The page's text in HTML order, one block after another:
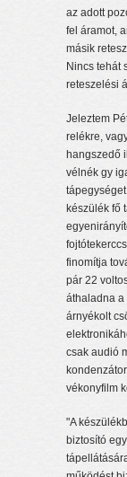
az adott
fel áramot,
másik
Nincs tehát
reteszelési
Jeleztem
relékre,
hangszedő
vélnék gy
készülék fő
finomítja
pár 22
áthaladna a
árnyékolt
csak audió
vékonyfilm
"A
biztosító